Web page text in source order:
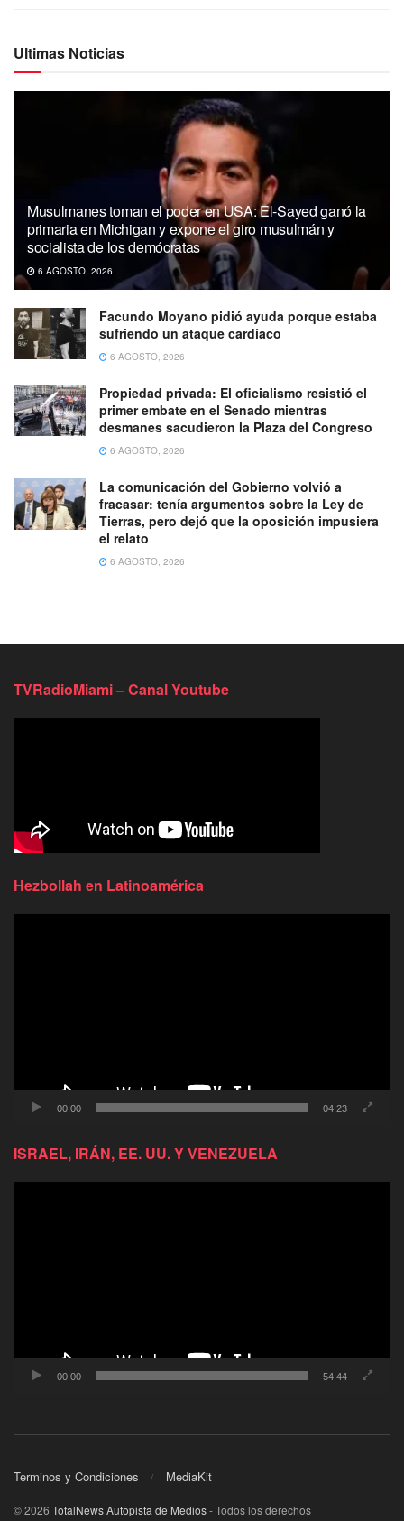
Ultimas Noticias
Musulmanes toman el poder en USA: El-Sayed ganó la
primaria en Michigan y expone el giro musulmán y
socialista de los demócratas
6 AGOSTO, 2026
Facundo Moyano pidió ayuda porque estaba
sufriendo un ataque cardíaco
6 AGOSTO, 2026
Propiedad privada: El oficialismo resistió el
primer embate en el Senado mientras
desmanes sacudieron la Plaza del Congreso
6 AGOSTO, 2026
La comunicación del Gobierno volvió a
fracasar: tenía argumentos sobre la Ley de
Tierras, pero dejó que la oposición impusiera
el relato
6 AGOSTO, 2026
TVRadioMiami – Canal Youtube
Hezbollah en Latinoamérica
00:00 04:23
ISRAEL, IRÁN, EE. UU. Y VENEZUELA
00:00 54:44
Terminos y Condiciones MediaKit
© 2026 TotalNews Autopista de Medios- Todos los derechos